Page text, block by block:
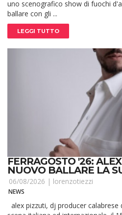
uno scenografico show di fuochi
ballare con gli ...
LEGGI TUTTO
FERRAGOSTO '26:
NUOVO BALLARE LA
06/08/2026 | lorenzotiezzi
NEWS
alex pizzuti, dj producer